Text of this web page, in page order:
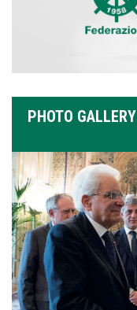
PHOTO GALLERY